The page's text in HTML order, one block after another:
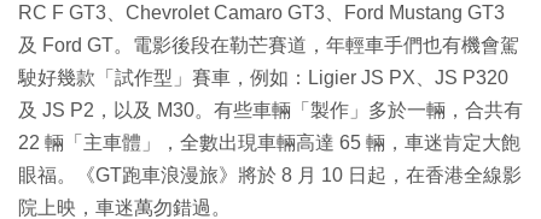
RC F GT3、Chevrolet Camaro GT3、Ford Mustang GT3
及 Ford GT。電影後段在勒芒賽道，年輕車手們也有機會駕
駛好幾款「試作型」賽車，例如：Ligier JS PX、JS P320
及 JS P2，以及 M30。有些車輛「製作」多於一輛，合共有
22 輛「主車體」，全數出現車輛高達 65 輛，車迷肯定大飽
眼福。《GT跑車浪漫旅》將於 8 月 10 日起，在香港全線影
院上映，車迷萬勿錯過。